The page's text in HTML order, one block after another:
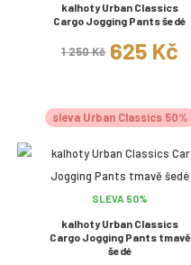
kalhoty Urban Classics
Cargo Jogging Pants šedé
1 250 Kč 625 Kč
sleva Urban Classics 50%
SLEVA 50%
kalhoty Urban Classics
Cargo Jogging Pants tmavě
šedé